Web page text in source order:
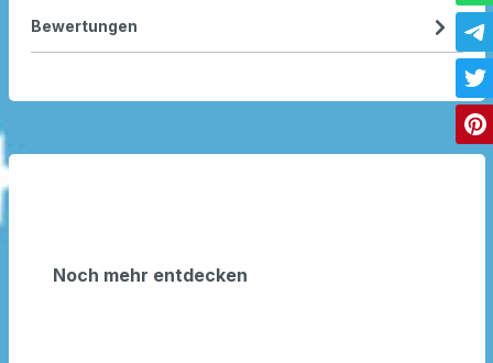
Bewertungen
Noch mehr entdecken